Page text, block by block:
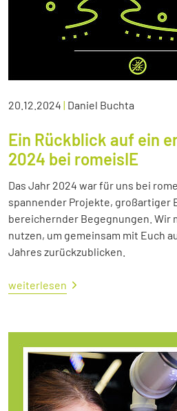
20.12.2024 | Daniel Buchta
Ein Rückblick auf ein
2024 bei romeisIE
Das Jahr 2024 war für uns bei
spannender Projekte, großartiger
bereichernder Begegnungen. Wir
nutzen, um gemeinsam mit Euch
Jahres zurückzublicken.
weiterlesen